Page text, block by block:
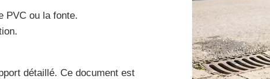
PVC ou la fonte.
détaillé. Ce document est